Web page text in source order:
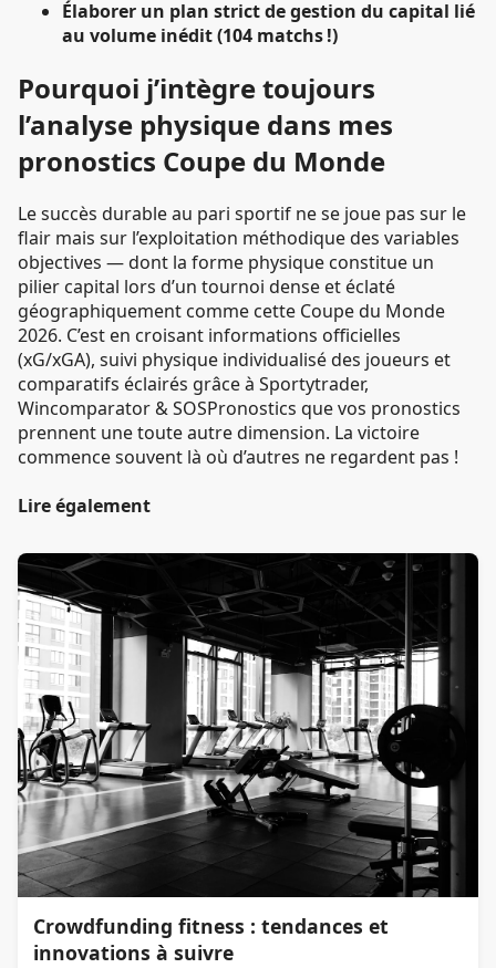
Élaborer un plan strict de gestion du capital lié
au volume inédit (104 matchs !)
Pourquoi j’intègre toujours
l’analyse physique dans mes
pronostics Coupe du Monde
Le succès durable au pari sportif ne se joue pas sur le
flair mais sur l’exploitation méthodique des variables
objectives — dont la forme physique constitue un
pilier capital lors d’un tournoi dense et éclaté
géographiquement comme cette Coupe du Monde
2026. C’est en croisant informations officielles
(xG/xGA), suivi physique individualisé des joueurs et
comparatifs éclairés grâce à Sportytrader,
Wincomparator & SOSPronostics que vos pronostics
prennent une toute autre dimension. La victoire
commence souvent là où d’autres ne regardent pas !
Lire également
Crowdfunding fitness : tendances et
innovations à suivre